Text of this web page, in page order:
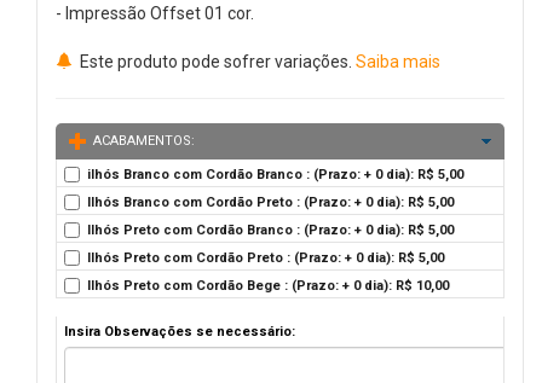
- Impressão Offset 01 cor.
Este produto pode sofrer variações. Saiba mais
ACABAMENTOS:
ilhós Branco com Cordão Branco : (Prazo: + 0 dia): R$ 5,00
Ilhós Branco com Cordão Preto : (Prazo: + 0 dia): R$ 5,00
Ilhós Preto com Cordão Branco : (Prazo: + 0 dia): R$ 5,00
Ilhós Preto com Cordão Preto : (Prazo: + 0 dia): R$ 5,00
Ilhós Preto com Cordão Bege : (Prazo: + 0 dia): R$ 10,00
Insira Observações se necessário: